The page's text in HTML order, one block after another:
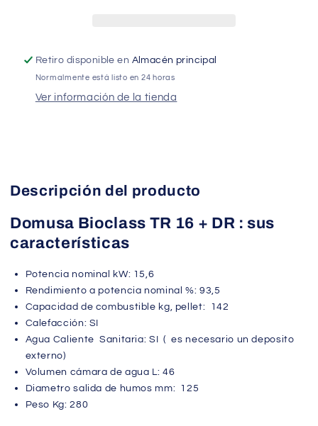
Retiro disponible en Almacén principal
Normalmente está listo en 24 horas
Ver información de la tienda
Descripción del producto
Domusa Bioclass TR 16 + DR : sus
características
Potencia nominal kW: 15,6
Rendimiento a potencia nominal %: 93,5
Capacidad de combustible kg, pellet: 142
Calefacción: SI
Agua Caliente Sanitaria: SI ( es necesario un deposito
externo)
Volumen cámara de agua L: 46
Diametro salida de humos mm: 125
Peso Kg: 280